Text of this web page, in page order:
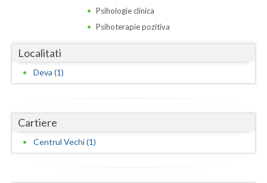
Dolj
Galati
Gorj
Harghita
Psihologie clinica
Psihoterapie pozitiva
Localitati
Deva (1)
Cartiere
Centrul Vechi (1)